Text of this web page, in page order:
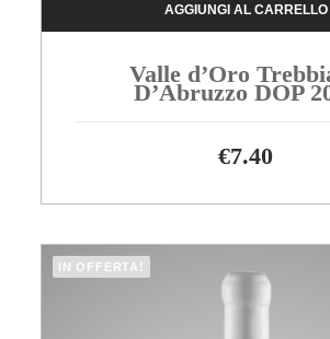
AGGIUNGI AL CARRELLO
Valle d’Oro
D’Abruzzo DOP
€7.40
IN OFFERTA!